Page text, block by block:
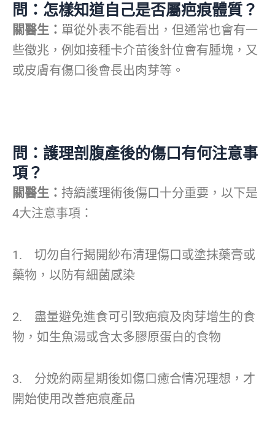
問：怎樣知道自己是否屬疤痕體質？
關醫生： 單從外表不能看出，但通常也會有一
些徵兆，例如接種卡介苗後針位會有腫塊，又
或皮膚有傷口後會長出肉芽等。
問：護理剖腹產後的傷口有何注意事
項？
關醫生： 持續護理術後傷口十分重要，以下是
4大注意事項：
1. 切勿自行揭開紗布清理傷口或塗抹藥膏或
藥物，以防有細菌感染
2. 盡量避免進食可引致疤痕及肉芽增生的食
物，如生魚湯或含太多膠原蛋白的食物
3. 分娩約兩星期後如傷口癒合情况理想，才
開始使用改善疤痕產品